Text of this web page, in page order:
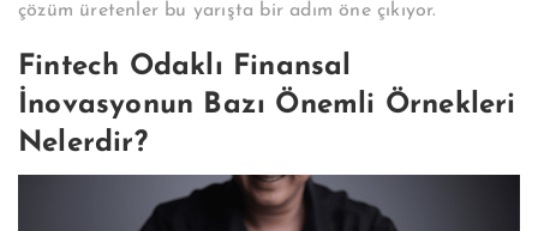
çözüm üretenler bu yarışta bir adım öne çıkıyor.
Fintech Odaklı Finansal
İnovasyonun Bazı Önemli Örnekleri
Nelerdir?